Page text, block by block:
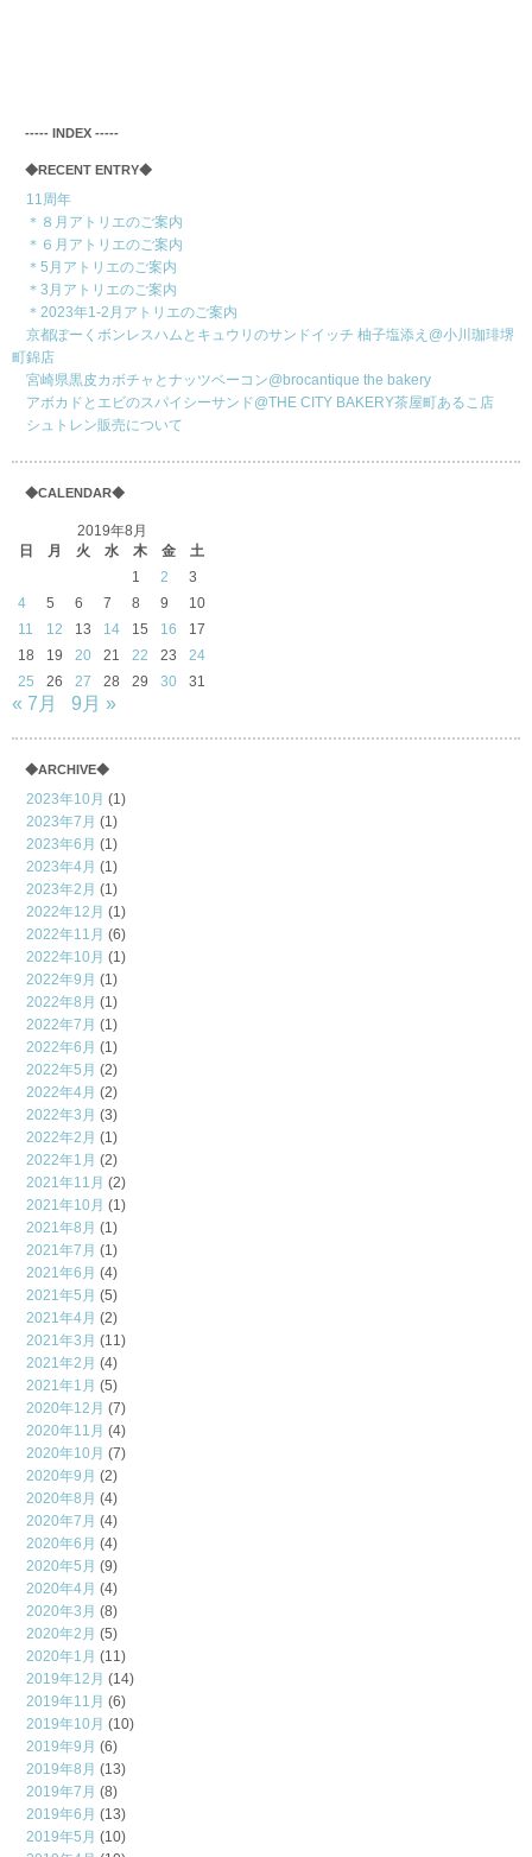
‐‐‐‐‐ INDEX ‐‐‐‐‐
◆RECENT ENTRY◆
11周年
＊８月アトリエのご案内
＊６月アトリエのご案内
＊5月アトリエのご案内
＊3月アトリエのご案内
＊2023年1-2月アトリエのご案内
京都ぽーくボンレスハムとキュウリのサンドイッチ 柚子塩添え@小川珈琲堺
町錦店
宮崎県黒皮カボチャとナッツベーコン@brocantique the bakery
アボカドとエビのスパイシーサンド@THE CITY BAKERY茶屋町あるこ店
シュトレン販売について
◆CALENDAR◆
2019年8月
日
月 火 水 木 金
土
1
2
3
4
5 6 7 8 9
10
11
12 13 14 15 16
17
18
19 20 21 22 23
24
25
26 27 28 29 30 31
« 7月 9月 »
◆ARCHIVE◆
2023年10月 (1)
2023年7月 (1)
2023年6月 (1)
2023年4月 (1)
2023年2月 (1)
2022年12月 (1)
2022年11月 (6)
2022年10月 (1)
2022年9月 (1)
2022年8月 (1)
2022年7月 (1)
2022年6月 (1)
2022年5月 (2)
2022年4月 (2)
2022年3月 (3)
2022年2月 (1)
2022年1月 (2)
2021年11月 (2)
2021年10月 (1)
2021年8月 (1)
2021年7月 (1)
2021年6月 (4)
2021年5月 (5)
2021年4月 (2)
2021年3月 (11)
2021年2月 (4)
2021年1月 (5)
2020年12月 (7)
2020年11月 (4)
2020年10月 (7)
2020年9月 (2)
2020年8月 (4)
2020年7月 (4)
2020年6月 (4)
2020年5月 (9)
2020年4月 (4)
2020年3月 (8)
2020年2月 (5)
2020年1月 (11)
2019年12月 (14)
2019年11月 (6)
2019年10月 (10)
2019年9月 (6)
2019年8月 (13)
2019年7月 (8)
2019年6月 (13)
2019年5月 (10)